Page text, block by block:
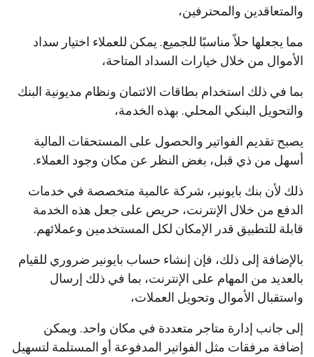
والمتعاقدين والمحترفين،
مما يجعلها حلاً مناسبًا للجميع. يمكن للعملاء اختيار سداد
الأموال من خلال خيارات السداد المتاحة،
بما في ذلك استخدام بطاقات الائتمان ونظام مديونية البنك
والتحويل البنكي المحلي. بهذه الخدمة،
يصبح تقديم الفواتير والحصول على المستحقات المالية
أسهل من ذي قبل، بغض النظر عن مكان وجود العملاء.
ذلك لأن بنك بايونير، شركة عالمية متخصصة في خدمات
الدفع من خلال الإنترنت، حريص على جعل هذه الخدمة
قابلة للتطبيق قدر الإمكان لكل المستخدمين وعملائهم.
بالإضافة إلى ذلك، فإن إنشاء حساب بايونير ضروري للقيام
بالعديد من المهام على الإنترنت، بما في ذلك إرسال
واستقبال الأموال وتحويل العملات،
إلى جانب إدارة متاجر متعددة في مكان واحد. ويمكن
إضافة مرفقات مثل الفواتير المدفوعة أو المستلمة لتسهيل